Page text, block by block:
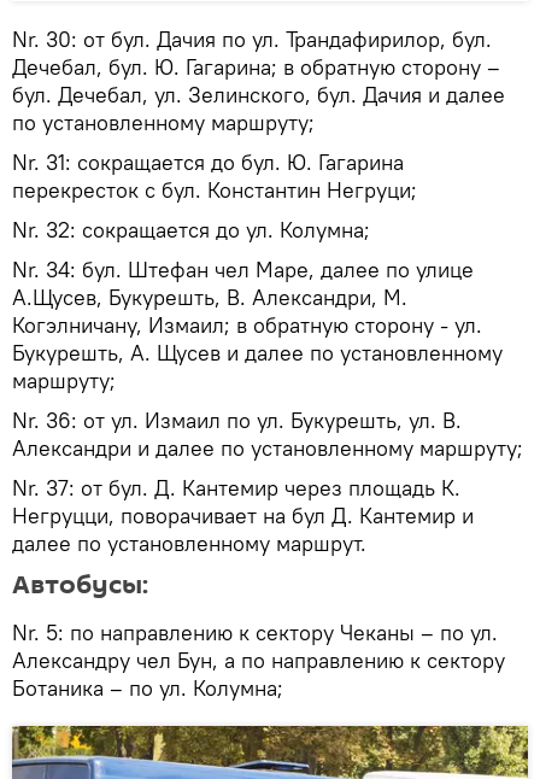
Nr. 30: от бул. Дачия по ул. Трандафирилор, бул.
Дечебал, бул. Ю. Гагарина; в обратную сторону –
бул. Дечебал, ул. Зелинского, бул. Дачия и далее
по установленному маршруту;
Nr. 31: сокращается до бул. Ю. Гагарина
перекресток с бул. Константин Негруци;
Nr. 32: сокращается до ул. Колумна;
Nr. 34: бул. Штефан чел Маре, далее по улице
А.Щусев, Букурешть, В. Александри, М.
Когэлничану, Измаил; в обратную сторону - ул.
Букурешть, А. Щусев и далее по установленному
маршруту;
Nr. 36: от ул. Измаил по ул. Букурешть, ул. В.
Александри и далее по установленному маршруту;
Nr. 37: от бул. Д. Кантемир через площадь К.
Негруцци, поворачивает на бул Д. Кантемир и
далее по установленному маршрут.
Автобусы:
Nr. 5: по направлению к сектору Чеканы – по ул.
Александру чел Бун, а по направлению к сектору
Ботаника – по ул. Колумна;